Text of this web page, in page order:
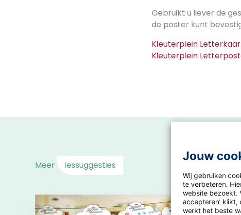
Gebruikt u liever de
de poster kunt
Kleuterplein
Kleuterplein
Meer lessuggesties
Jouw
Wij gebruiken
te verbeteren.
website bezoekt.
accepteren’
werkt het beste